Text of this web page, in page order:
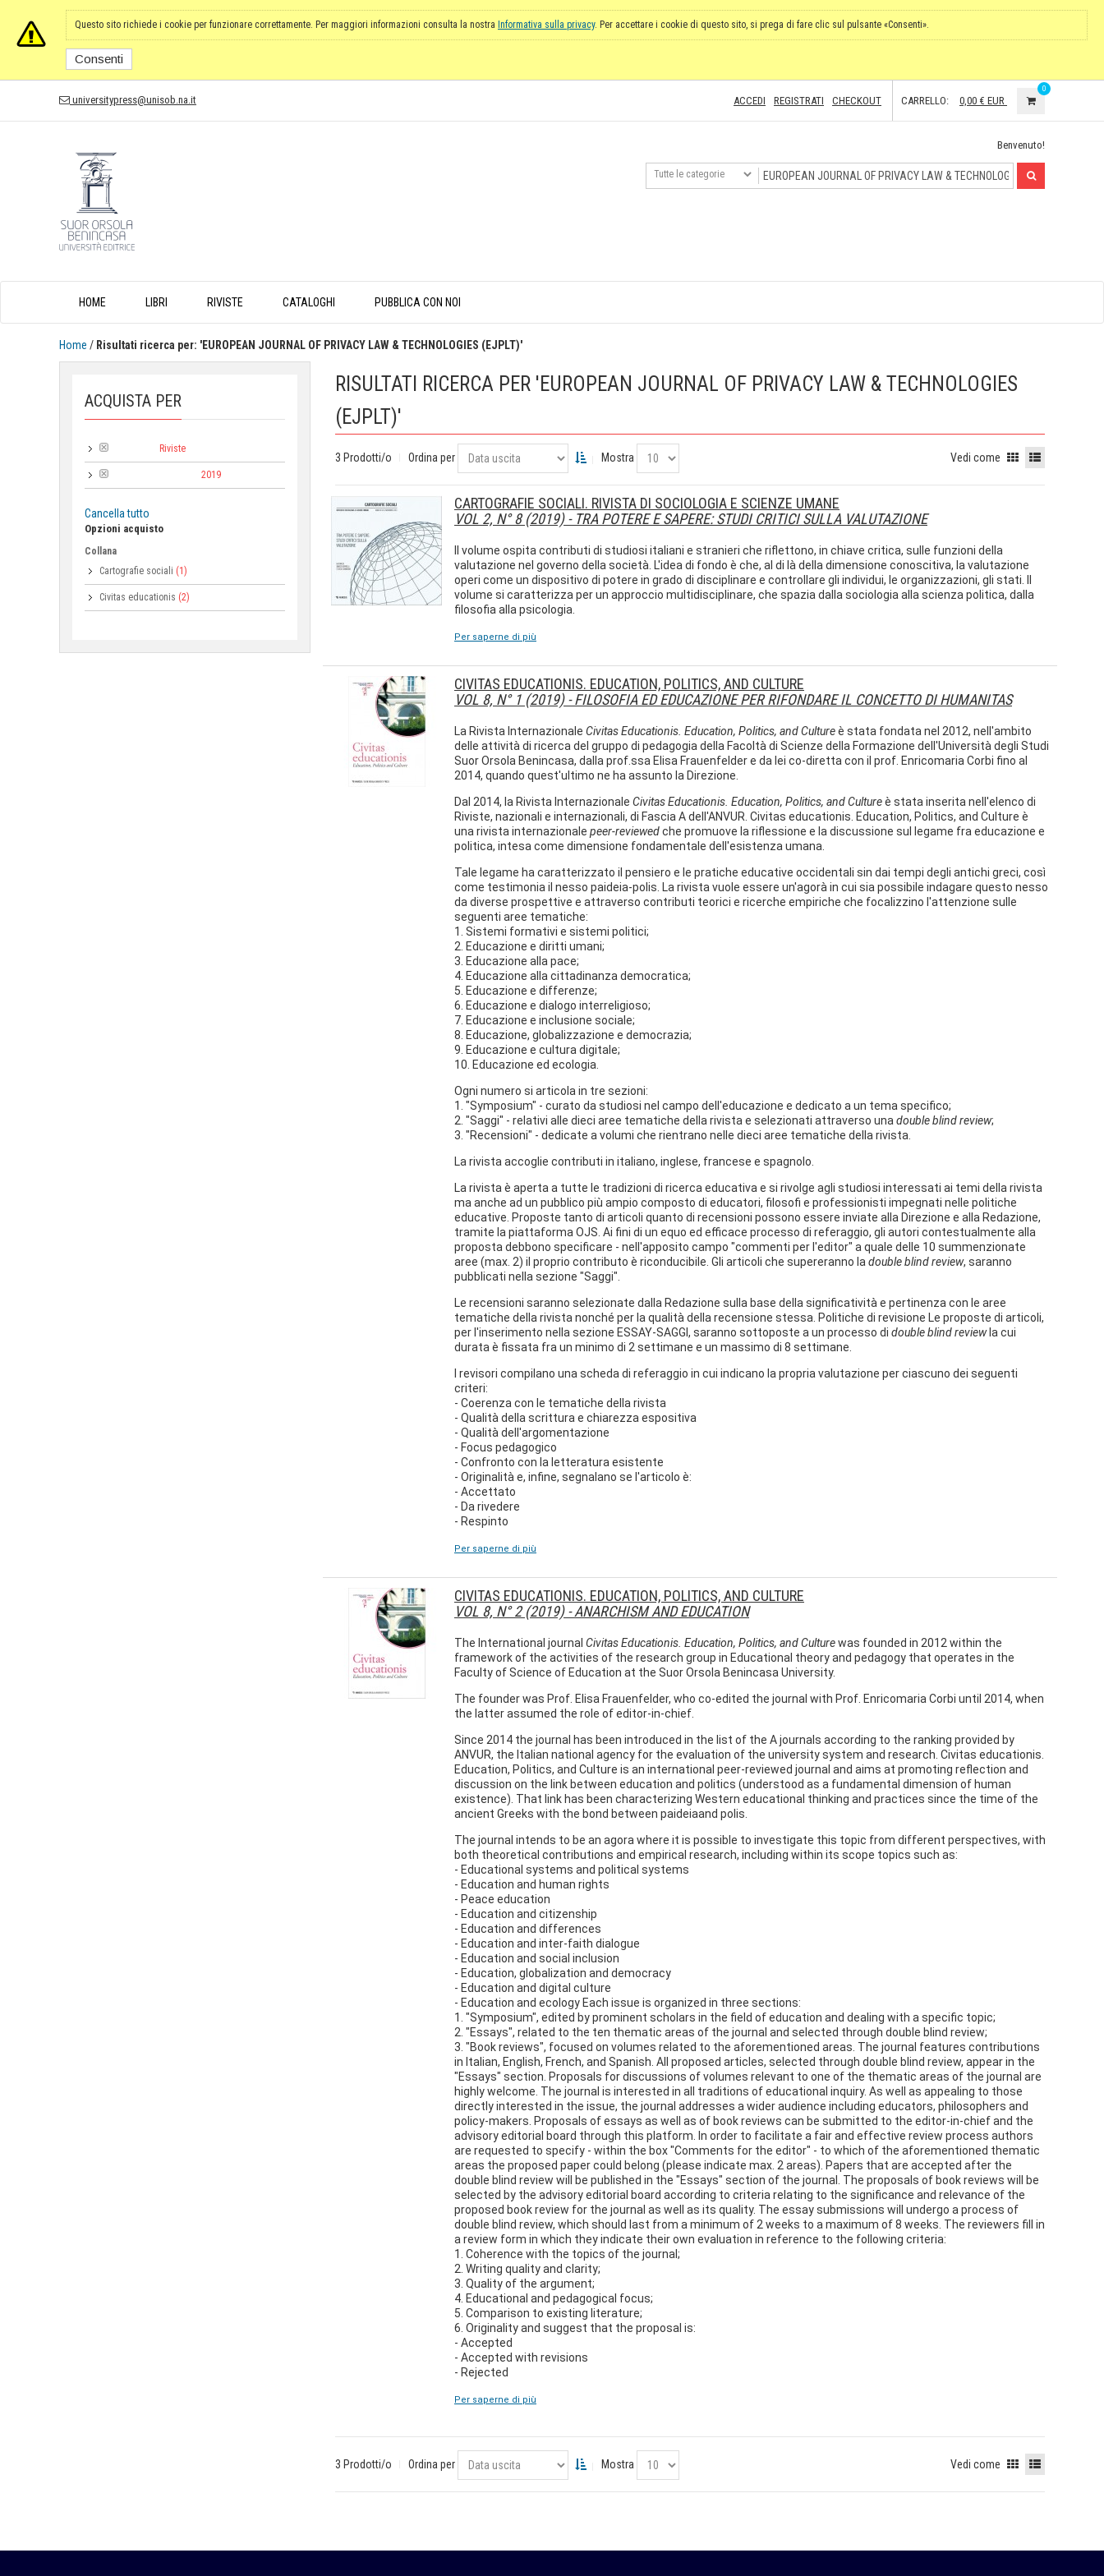
Questo sito richiede i cookie per funzionare correttamente. Per maggiori informazioni consulta la nostra Informativa sulla privacy. Per accettare i cookie di questo sito, si prega di fare clic sul pulsante «Consenti».
Consenti
universitypress@unisob.na.it ACCEDI REGISTRATI CHECKOUT CARRELLO: 0,00 € EUR
0
Benvenuto!
HOME LIBRI RIVISTE CATALOGHI PUBBLICA CON NOI
Home / Risultati ricerca per: 'EUROPEAN JOURNAL OF PRIVACY LAW & TECHNOLOGIES (EJPLT)'
ACQUISTA PER
Riviste
2019
Cancella tutto
Opzioni acquisto
Collana
Cartografie sociali (1)
Civitas educationis (2)
RISULTATI RICERCA PER 'EUROPEAN JOURNAL OF PRIVACY LAW & TECHNOLOGIES
(EJPLT)'
3 Prodotti/o Ordina per Mostra Vedi come
CARTOGRAFIE SOCIALI. RIVISTA DI SOCIOLOGIA E SCIENZE UMANE
VOL 2, N° 8 (2019) - TRA POTERE E SAPERE: STUDI CRITICI SULLA VALUTAZIONE
Il volume ospita contributi di studiosi italiani e stranieri che riflettono, in chiave critica, sulle funzioni della
valutazione nel governo della società. L'idea di fondo è che, al di là della dimensione conoscitiva, la valutazione
operi come un dispositivo di potere in grado di disciplinare e controllare gli individui, le organizzazioni, gli stati. Il
volume si caratterizza per un approccio multidisciplinare, che spazia dalla sociologia alla scienza politica, dalla
filosofia alla psicologia.
Per saperne di più
CIVITAS EDUCATIONIS. EDUCATION, POLITICS, AND CULTURE
VOL 8, N° 1 (2019) - FILOSOFIA ED EDUCAZIONE PER RIFONDARE IL CONCETTO DI HUMANITAS
La Rivista Internazionale Civitas Educationis. Education, Politics, and Cultureè stata fondata nel 2012, nell'ambito
delle attività di ricerca del gruppo di pedagogia della Facoltà di Scienze della Formazione dell'Università degli Studi
Suor Orsola Benincasa, dalla prof.ssa Elisa Frauenfelder e da lei co-diretta con il prof. Enricomaria Corbi fino al
2014, quando quest'ultimo ne ha assunto la Direzione.
Dal 2014, la Rivista Internazionale Civitas Educationis. Education, Politics, and Cultureè stata inserita nell'elenco di
Riviste, nazionali e internazionali, di Fascia A dell'ANVUR. Civitas educationis. Education, Politics, and Culture è
una rivista internazionale peer-reviewedche promuove la riflessione e la discussione sul legame fra educazione e
politica, intesa come dimensione fondamentale dell'esistenza umana.
Tale legame ha caratterizzato il pensiero e le pratiche educative occidentali sin dai tempi degli antichi greci, così
come testimonia il nesso paideia-polis. La rivista vuole essere un'agorà in cui sia possibile indagare questo nesso
da diverse prospettive e attraverso contributi teorici e ricerche empiriche che focalizzino l'attenzione sulle
seguenti aree tematiche:
1. Sistemi formativi e sistemi politici;
2. Educazione e diritti umani;
3. Educazione alla pace;
4. Educazione alla cittadinanza democratica;
5. Educazione e differenze;
6. Educazione e dialogo interreligioso;
7. Educazione e inclusione sociale;
8. Educazione, globalizzazione e democrazia;
9. Educazione e cultura digitale;
10. Educazione ed ecologia.
Ogni numero si articola in tre sezioni:
1. "Symposium" - curato da studiosi nel campo dell'educazione e dedicato a un tema specifico;
2. "Saggi" - relativi alle dieci aree tematiche della rivista e selezionati attraverso una double blind review;
3. "Recensioni" - dedicate a volumi che rientrano nelle dieci aree tematiche della rivista.
La rivista accoglie contributi in italiano, inglese, francese e spagnolo.
La rivista è aperta a tutte le tradizioni di ricerca educativa e si rivolge agli studiosi interessati ai temi della rivista
ma anche ad un pubblico più ampio composto di educatori, filosofi e professionisti impegnati nelle politiche
educative. Proposte tanto di articoli quanto di recensioni possono essere inviate alla Direzione e alla Redazione,
tramite la piattaforma OJS. Ai fini di un equo ed efficace processo di referaggio, gli autori contestualmente alla
proposta debbono specificare - nell'apposito campo "commenti per l'editor" a quale delle 10 summenzionate
aree (max. 2) il proprio contributo è riconducibile. Gli articoli che supereranno la double blind review, saranno
pubblicati nella sezione "Saggi".
Le recensioni saranno selezionate dalla Redazione sulla base della significatività e pertinenza con le aree
tematiche della rivista nonché per la qualità della recensione stessa. Politiche di revisione Le proposte di articoli,
per l'inserimento nella sezione ESSAY-SAGGI, saranno sottoposte a un processo di double blind reviewla cui
durata è fissata fra un minimo di 2 settimane e un massimo di 8 settimane.
I revisori compilano una scheda di referaggio in cui indicano la propria valutazione per ciascuno dei seguenti
criteri:
- Coerenza con le tematiche della rivista
- Qualità della scrittura e chiarezza espositiva
- Qualità dell'argomentazione
- Focus pedagogico
- Confronto con la letteratura esistente
- Originalità e, infine, segnalano se l'articolo è:
- Accettato
- Da rivedere
- Respinto
Per saperne di più
CIVITAS EDUCATIONIS. EDUCATION, POLITICS, AND CULTURE
VOL 8, N° 2 (2019) - ANARCHISM AND EDUCATION
The International journal Civitas Educationis. Education, Politics, and Culturewas founded in 2012 within the
framework of the activities of the research group in Educational theory and pedagogy that operates in the
Faculty of Science of Education at the Suor Orsola Benincasa University.
The founder was Prof. Elisa Frauenfelder, who co-edited the journal with Prof. Enricomaria Corbi until 2014, when
the latter assumed the role of editor-in-chief.
Since 2014 the journal has been introduced in the list of the A journals according to the ranking provided by
ANVUR, the Italian national agency for the evaluation of the university system and research. Civitas educationis.
Education, Politics, and Culture is an international peer-reviewed journal and aims at promoting reflection and
discussion on the link between education and politics (understood as a fundamental dimension of human
existence). That link has been characterizing Western educational thinking and practices since the time of the
ancient Greeks with the bond between paideiaand polis.
The journal intends to be an agora where it is possible to investigate this topic from different perspectives, with
both theoretical contributions and empirical research, including within its scope topics such as:
- Educational systems and political systems
- Education and human rights
- Peace education
- Education and citizenship
- Education and differences
- Education and inter-faith dialogue
- Education and social inclusion
- Education, globalization and democracy
- Education and digital culture
- Education and ecology Each issue is organized in three sections:
1. "Symposium", edited by prominent scholars in the field of education and dealing with a specific topic;
2. "Essays", related to the ten thematic areas of the journal and selected through double blind review;
3. "Book reviews", focused on volumes related to the aforementioned areas. The journal features contributions
in Italian, English, French, and Spanish. All proposed articles, selected through double blind review, appear in the
"Essays" section. Proposals for discussions of volumes relevant to one of the thematic areas of the journal are
highly welcome. The journal is interested in all traditions of educational inquiry. As well as appealing to those
directly interested in the issue, the journal addresses a wider audience including educators, philosophers and
policy-makers. Proposals of essays as well as of book reviews can be submitted to the editor-in-chief and the
advisory editorial board through this platform. In order to facilitate a fair and effective review process authors
are requested to specify - within the box "Comments for the editor" - to which of the aforementioned thematic
areas the proposed paper could belong (please indicate max. 2 areas). Papers that are accepted after the
double blind review will be published in the "Essays" section of the journal. The proposals of book reviews will be
selected by the advisory editorial board according to criteria relating to the significance and relevance of the
proposed book review for the journal as well as its quality. The essay submissions will undergo a process of
double blind review, which should last from a minimum of 2 weeks to a maximum of 8 weeks. The reviewers fill in
a review form in which they indicate their own evaluation in reference to the following criteria:
1. Coherence with the topics of the journal;
2. Writing quality and clarity;
3. Quality of the argument;
4. Educational and pedagogical focus;
5. Comparison to existing literature;
6. Originality and suggest that the proposal is:
- Accepted
- Accepted with revisions
- Rejected
Per saperne di più
3 Prodotti/o Ordina per Mostra Vedi come